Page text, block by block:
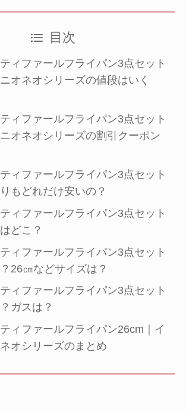
目次
ィファールフライパン3点セット
ニオネオシリーズの値段はいく
ィファールフライパン3点セット
ニオネオシリーズの割引クーポン
ィファールフライパン3点セット
もどれだけ安いの？
ィファールフライパン3点セット
どこ？
ィファールフライパン3点セット
26㎝などサイズは？
ィファールフライパン3点セット
ガスは？
ィファールフライパン26cm｜イ
オシリーズのまとめ